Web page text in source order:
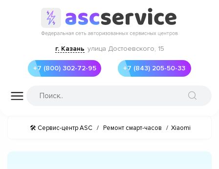
г. Казань улица Достоевского, 15
+7 (800) 302-72-95 +7 (843) 205-50-33
🛠 Сервис-центр ASC / Ремонт смарт-часов / Xiaomi